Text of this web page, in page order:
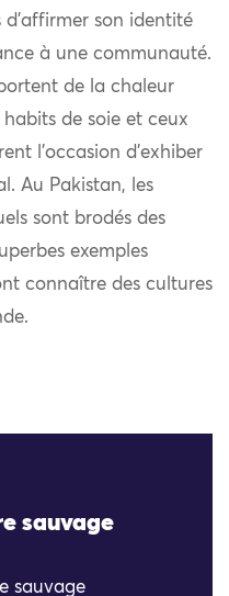
son identité
à une communauté.
de la chaleur
habits de soie et ceux
l’occasion d’exhiber
Au Pakistan, les
sont brodés des
exemples
connaître des cultures
sauvage
sauvage